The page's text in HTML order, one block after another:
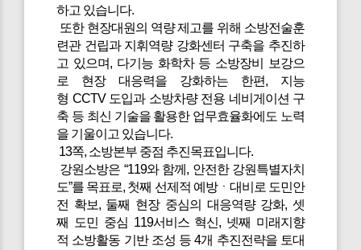
하고 있습니다.
또한 현장대원의 역량 제고를 위해 소방전술훈
련관 건립과 지휘역량 강화센터 구축을 추진하
고 있으며, 다기능 화학차 등 소방장비 보강으
로 현장 대응력을 강화하는 한편, 지능
형 CCTV 도입과 소방차량 전용 네비게이션 구
축 등 최신 기술을 활용한 업무효율화에도 노력
을 기울이고 있습니다.
13쪽, 소방본부 중점 추진목표입니다.
강원소방은 “119와 함께, 안전한 강원특별자치
도”를 목표로, 첫째 선제적 예방ㆍ대비로 도민안
전 확보, 둘째 현장 중심의 대응역량 강화, 셋
째 도민 중심 119서비스 혁신, 넷째 미래지향
적 소방활동 기반 조성 등 4개 추진전략을 토대